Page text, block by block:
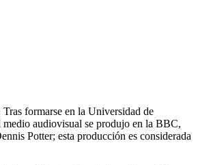
formarse en la Universidad de
medio audiovisual se produjo en la BBC,
Potter; esta producción es considerada